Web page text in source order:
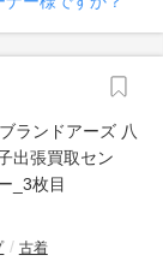
古着